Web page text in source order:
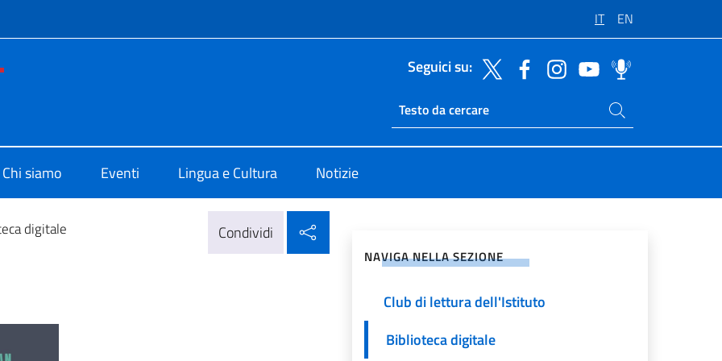
IT EN
Seguici su:
Ricerca sito live
Cerca nel sito
Chi siamo Eventi Lingua e Cultura Notizie
digitale Condividi
NAVIGA NELLA SEZIONE
Club di lettura dell'Istituto
Biblioteca digitale